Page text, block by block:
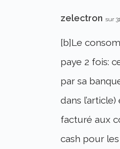
zelectron sur
[b]Le
paye 2 fois:
par sa
dans
facturé aux
cash pour